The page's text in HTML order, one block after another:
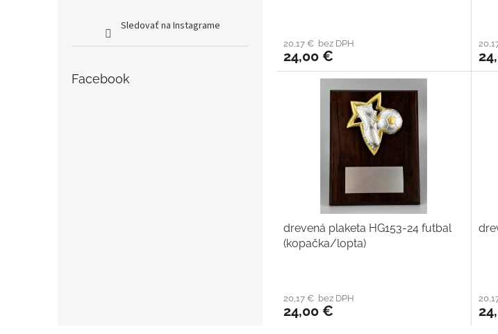
Sledovať na Instagrame
Facebook
20,17 € bez DPH
24,00 €
drevená plaketa HG153-24 futbal
(kopačka/lopta)
20,17 € bez DPH
24,00 €